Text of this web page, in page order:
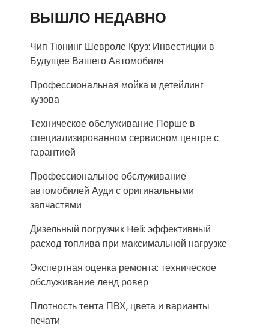
ВЫШЛО НЕДАВНО
Чип Тюнинг Шевроле Круз: Инвестиции в
Будущее Вашего Автомобиля
Профессиональная мойка и детейлинг
кузова
Техническое обслуживание Порше в
специализированном сервисном центре с
гарантией
Профессиональное обслуживание
автомобилей Ауди с оригинальными
запчастями
Дизельный погрузчик Heli: эффективный
расход топлива при максимальной нагрузке
Экспертная оценка ремонта: техническое
обслуживание ленд ровер
Плотность тента ПВХ, цвета и варианты
печати